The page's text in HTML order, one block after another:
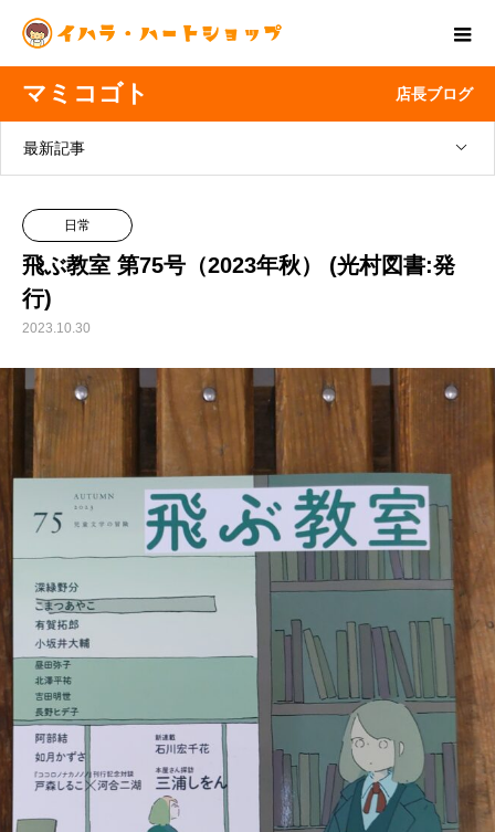
マミコゴト 店長ブログ
最新記事
日常
飛ぶ教室 第75号（2023年秋） (光村図書:発
行)
2023.10.30